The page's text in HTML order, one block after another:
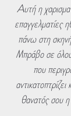
Aυτή η
επαγγελματίες
πάνω στη
Μπράβο σε
που
θανατός σου